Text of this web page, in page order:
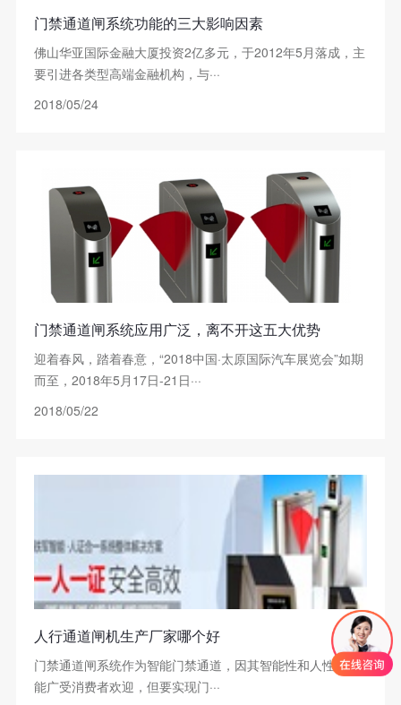
门禁通道闸系统功能的三大影响因素
佛山华亚国际金融大厦投资2亿多元，于2012年5月落成，主
要引进各类型高端金融机构，与···
2018/05/24
门禁通道闸系统应用广泛，离不开这五大优势
迎着春风，踏着春意，“2018中国·太原国际汽车展览会”如期
而至，2018年5月17日-21日···
2018/05/22
人行通道闸机生产厂家哪个好
门禁通道闸系统作为智能门禁通道，因其智能性和人性化功
能广受消费者欢迎，但要实现门···